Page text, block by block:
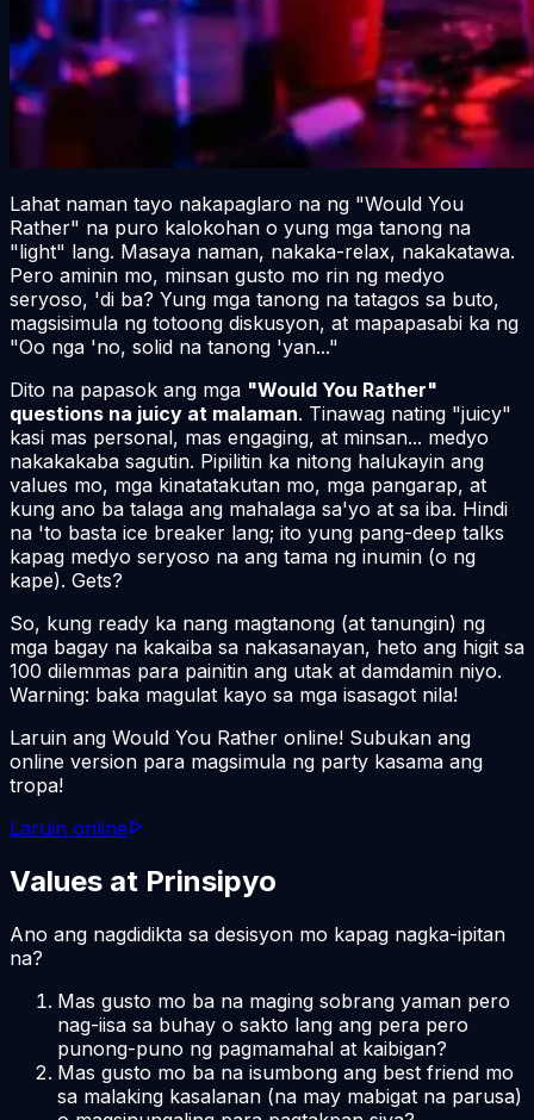
Lahat naman tayo nakapaglaro na ng "Would You
Rather" na puro kalokohan o yung mga tanong na
"light" lang. Masaya naman, nakaka-relax, nakakatawa.
Pero aminin mo, minsan gusto mo rin ng medyo
seryoso, 'di ba? Yung mga tanong na tatagos sa buto,
magsisimula ng totoong diskusyon, at mapapasabi ka ng
"Oo nga 'no, solid na tanong 'yan..."
Dito na papasok ang mga "Would You Rather"
questions na juicy at malaman. Tinawag nating "juicy"
kasi mas personal, mas engaging, at minsan... medyo
nakakakaba sagutin. Pipilitin ka nitong halukayin ang
values mo, mga kinatatakutan mo, mga pangarap, at
kung ano ba talaga ang mahalaga sa'yo at sa iba. Hindi
na 'to basta ice breaker lang; ito yung pang-deep talks
kapag medyo seryoso na ang tama ng inumin (o ng
kape). Gets?
So, kung ready ka nang magtanong (at tanungin) ng
mga bagay na kakaiba sa nakasanayan, heto ang higit sa
100 dilemmas para painitin ang utak at damdamin niyo.
Warning: baka magulat kayo sa mga isasagot nila!
Laruin ang Would You Rather online! Subukan ang
online version para magsimula ng party kasama ang
tropa!
Laruin online
Values at Prinsipyo
Ano ang nagdidikta sa desisyon mo kapag nagka-ipitan
na?
Mas gusto mo ba na maging sobrang yaman pero
nag-iisa sa buhay o sakto lang ang pera pero
punong-puno ng pagmamahal at kaibigan?
Mas gusto mo ba na isumbong ang best friend mo
sa malaking kasalanan (na may mabigat na parusa)